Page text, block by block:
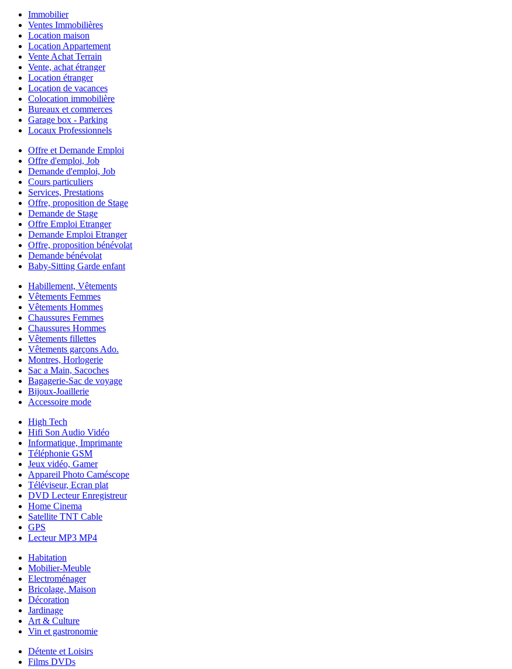
Immobilier
Ventes Immobilières
Location maison
Location Appartement
Vente Achat Terrain
Vente, achat étranger
Location étranger
Location de vacances
Colocation immobilière
Bureaux et commerces
Garage box - Parking
Locaux Professionnels
Offre et Demande Emploi
Offre d'emploi, Job
Demande d'emploi, Job
Cours particuliers
Services, Prestations
Offre, proposition de Stage
Demande de Stage
Offre Emploi Etranger
Demande Emploi Etranger
Offre, proposition bénévolat
Demande bénévolat
Baby-Sitting Garde enfant
Habillement, Vêtements
Vêtements Femmes
Vêtements Hommes
Chaussures Femmes
Chaussures Hommes
Vêtements fillettes
Vêtements garçons Ado.
Montres, Horlogerie
Sac a Main, Sacoches
Bagagerie-Sac de voyage
Bijoux-Joaillerie
Accessoire mode
High Tech
Hifi Son Audio Vidéo
Informatique, Imprimante
Téléphonie GSM
Jeux vidéo, Gamer
Appareil Photo Caméscope
Téléviseur, Ecran plat
DVD Lecteur Enregistreur
Home Cinema
Satellite TNT Cable
GPS
Lecteur MP3 MP4
Habitation
Mobilier-Meuble
Electroménager
Bricolage, Maison
Décoration
Jardinage
Art & Culture
Vin et gastronomie
Détente et Loisirs
Films DVDs